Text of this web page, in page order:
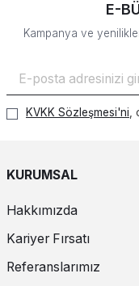
E-
Kampanya ve
KVKK Sözleşmesi'ni,
KURUMSAL
Hakkımızda
Kariyer Fırsatı
Referanslarımız